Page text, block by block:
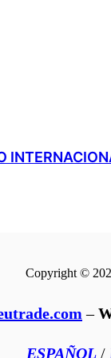
Copyright ©
–
ESPAÑOL/